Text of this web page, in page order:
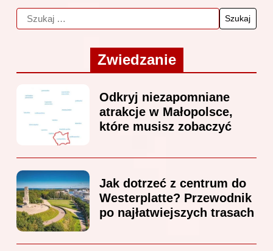
Zwiedzanie
Odkryj niezapomniane
atrakcje w Małopolsce,
które musisz zobaczyć
Jak dotrzeć z centrum do
Westerplatte? Przewodnik
po najłatwiejszych trasach